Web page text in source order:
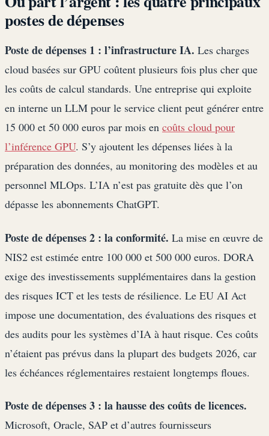
postes de dépenses
Poste de dépenses 1 : l’infrastructure IA. Les charges
cloud basées sur GPU coûtent plusieurs fois plus cher que
les coûts de calcul standards. Une entreprise qui exploite
en interne un LLM pour le service client peut générer entre
15 000 et 50 000 euros par mois en coûts cloud pour
l’inférence GPU. S’y ajoutent les dépenses liées à la
préparation des données, au monitoring des modèles et au
personnel MLOps. L’IA n’est pas gratuite dès que l’on
dépasse les abonnements ChatGPT.
Poste de dépenses 2 : la conformité. La mise en œuvre de
NIS2 est estimée entre 100 000 et 500 000 euros. DORA
exige des investissements supplémentaires dans la gestion
des risques ICT et les tests de résilience. Le EU AI Act
impose une documentation, des évaluations des risques et
des audits pour les systèmes d’IA à haut risque. Ces coûts
n’étaient pas prévus dans la plupart des budgets 2026, car
les échéances réglementaires restaient longtemps floues.
Poste de dépenses 3 : la hausse des coûts de licences.
Microsoft, Oracle, SAP et d’autres fournisseurs